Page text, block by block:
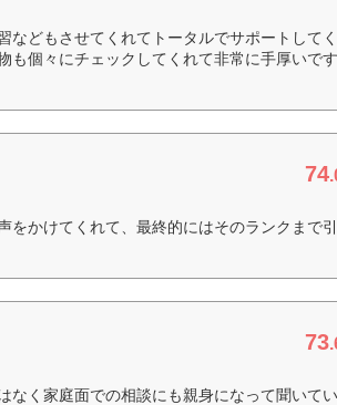
などもさせてくれてトータルでサポートして
個々にチェックしてくれて非常に手厚いです
74
をかけてくれて、最終的にはそのランクまで
73
なく家庭面での相談にも親身になって聞いて